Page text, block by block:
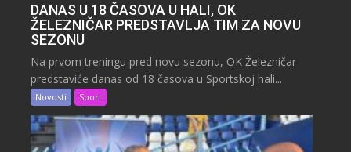
DANAS U 18 ČASOVA U HALI, OK
ŽELEZNIČAR PREDSTAVLJA TIM ZA NOVU
SEZONU
Na prvom treningu pred novu sezonu, OK Železničar
predstaviće danas od 18 časova u Sportskoj hali...
Novosti Sport